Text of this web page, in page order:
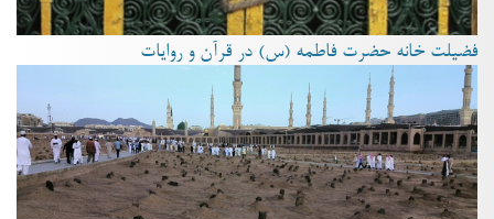
فضیلت خانه حضرت فاطمه (س) در قرآن و روایات